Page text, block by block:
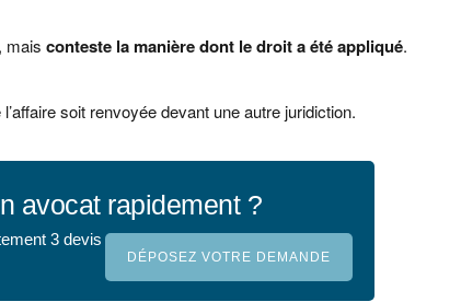
maisconteste la manière dont le droit a été appliqué.
soit renvoyée devant une autre juridiction.
avocat rapidement ?
DÉPOSEZ VOTRE DEMANDE
3 devis